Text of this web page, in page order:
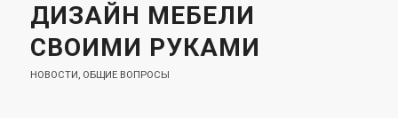
ДИЗАЙН МЕБЕЛИ
СВОИМИ РУКАМИ
НОВОСТИ, ОБЩИЕ ВОПРОСЫ